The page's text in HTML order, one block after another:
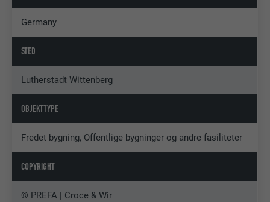
Germany
STED
Lutherstadt Wittenberg
OBJEKTTYPE
Fredet bygning, Offentlige bygninger og andre fasiliteter
COPYRIGHT
© PREFA | Croce & Wir